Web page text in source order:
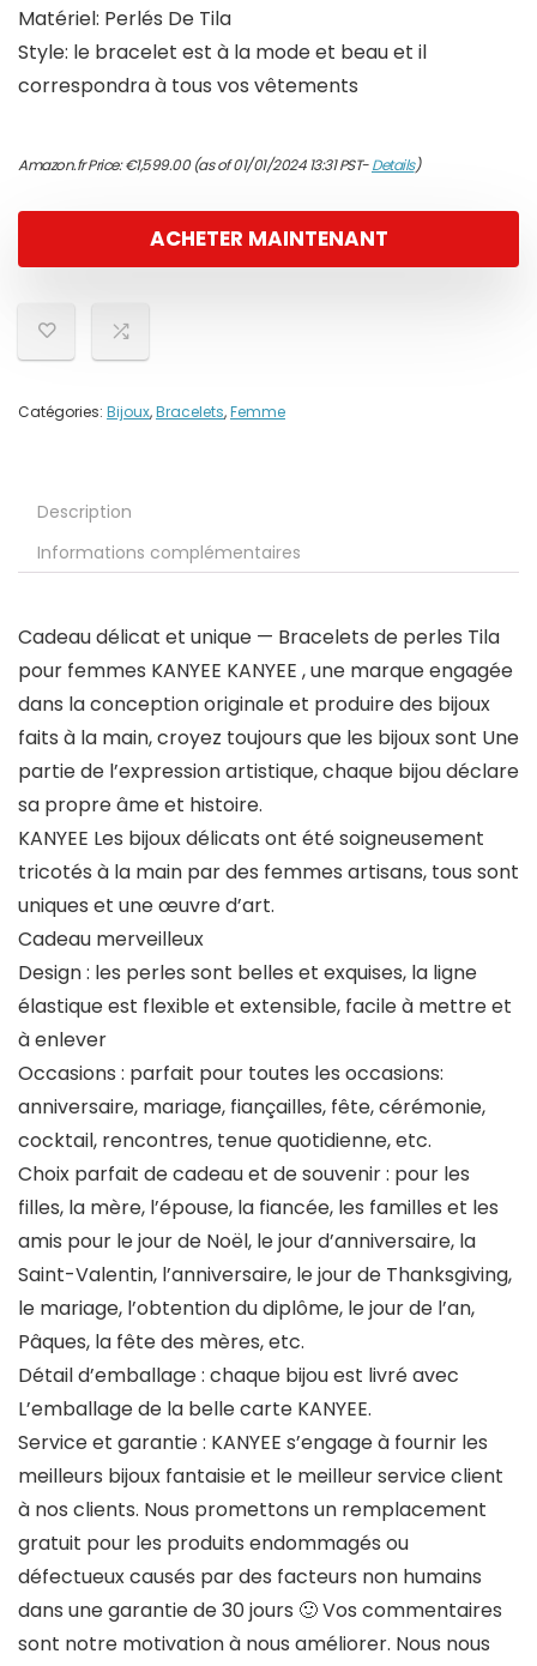
Matériel: Perlés De Tila
Style: le bracelet est à la mode et beau et il
correspondra à tous vos vêtements
Amazon.fr Price:€1,599.00(as of 01/01/2024 13:31 PST-Details)
ACHETER MAINTENANT
Catégories: Bijoux,Bracelets,Femme
Description
Informations complémentaires
Cadeau délicat et unique — Bracelets de perles Tila
pour femmes KANYEE KANYEE , une marque engagée
dans la conception originale et produire des bijoux
faits à la main, croyez toujours que les bijoux sont Une
partie de l’expression artistique, chaque bijou déclare
sa propre âme et histoire.
KANYEE Les bijoux délicats ont été soigneusement
tricotés à la main par des femmes artisans, tous sont
uniques et une œuvre d’art.
Cadeau merveilleux
Design: les perles sont belles et exquises, la ligne
élastique est flexible et extensible, facile à mettre et
à enlever
Occasions : parfait pour toutes les occasions:
anniversaire, mariage, fiançailles, fête, cérémonie,
cocktail, rencontres, tenue quotidienne, etc.
Choix parfait de cadeau et de souvenir: pour les
filles, la mère, l’épouse, la fiancée, les familles et les
amis pour le jour de Noël, le jour d’anniversaire, la
Saint-Valentin, l’anniversaire, le jour de Thanksgiving,
le mariage, l’obtention du diplôme, le jour de l’an,
Pâques, la fête des mères, etc.
Détail d’emballage: chaque bijou est livré avec
L’emballage de la belle carte KANYEE.
Service et garantie: KANYEE s’engage à fournir les
meilleurs bijoux fantaisie et le meilleur service client
à nos clients. Nous promettons un remplacement
gratuit pour les produits endommagés ou
défectueux causés par des facteurs non humains
dans une garantie de 30 jours 🙂 Vos commentaires
sont notre motivation à nous améliorer. Nous nous